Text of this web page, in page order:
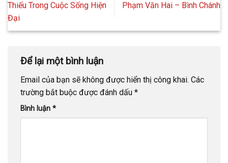
Thiếu Trong Cuộc Sống Hiện
Đại
Phạm Văn Hai – Bình Chánh
Để lại một bình luận
Email của bạn sẽ không được hiển thị công khai. Các
trường bắt buộc được đánh dấu *
Bình luận *